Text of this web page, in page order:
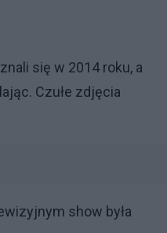
się w 2014 roku, a
Czułe zdjęcia
show była